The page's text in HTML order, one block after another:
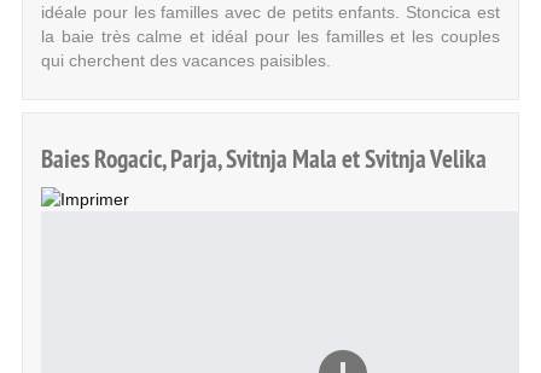
idéale pour les familles avec de petits enfants. Stoncica est
la baie très calme et idéal pour les familles et les couples
qui cherchent des vacances paisibles.
Baies Rogacic, Parja, Svitnja Mala et Svitnja Velika